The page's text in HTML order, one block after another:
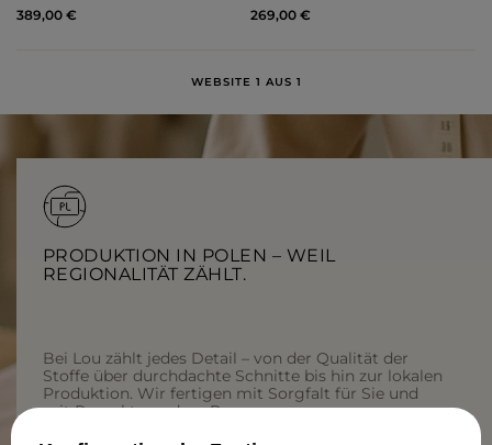
389,00 €
269,00 €
WEBSITE 1 AUS 1
PRODUKTION IN POLEN – WEIL
REGIONALITÄT ZÄHLT.
Bei Lou zählt jedes Detail – von der Qualität der
Stoffe über durchdachte Schnitte bis hin zur lokalen
Produktion. Wir fertigen mit Sorgfalt für Sie und
mit Respekt vor dem Prozess.